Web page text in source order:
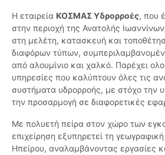
Η εταιρεία ΚΟΣΜΑΣ Υδρορροές, που
στην περιοχή της Ανατολής
στη μελέτη, κατασκευή και
διαφόρων τύπων,
από αλουμίνιο και χαλκό. Παρέχει
υπηρεσίες που καλύπτουν όλες τις
συστήματα υδρορροής, με στόχο την
την προσαρμογή σε διαφορετικές
Με πολυετή πείρα στον χώρο των
επιχείρηση εξυπηρετεί τη
Ηπείρου, αναλαμβάνοντας εργασίες